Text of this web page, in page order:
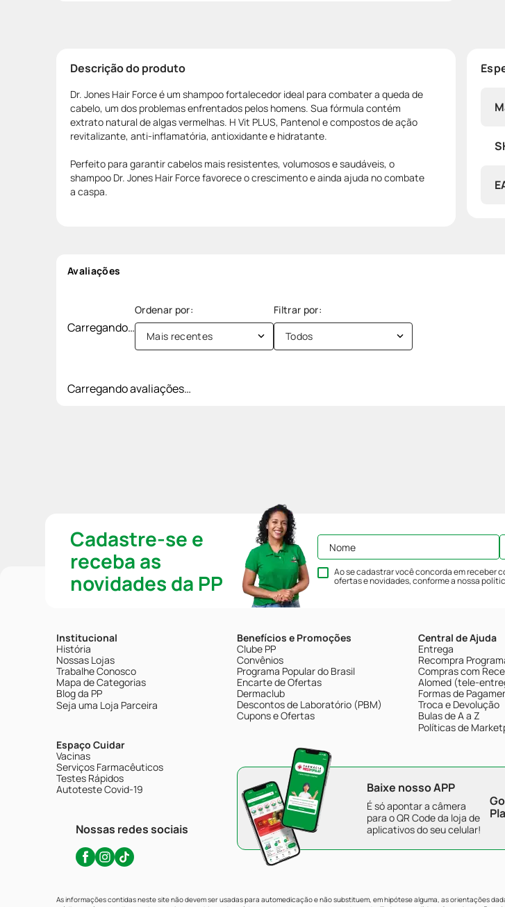
Descrição do produto
Dr. Jones Hair Force é um shampoo fortalecedor ideal para combater a queda de
cabelo, um dos problemas enfrentados pelos homens. Sua fórmula contém
extrato natural de algas vermelhas. H Vit PLUS, Pantenol e compostos de ação
revitalizante, anti-inflamatória, antioxidante e hidratante.
Perfeito para garantir cabelos mais resistentes, volumosos e saudáveis, o
shampoo Dr. Jones Hair Force favorece o crescimento e ainda ajuda no combate
a caspa.
Avaliações
Carregando…
Mais recentes Todos
Carregando avaliações…
Cadastre-se e
receba as
novidades da PP
Ao se cadastrar você concorda em receber
ofertas e novidades, conforme a nossa
Institucional
História
Nossas Lojas
Trabalhe Conosco
Mapa de Categorias
Blog da PP
Seja uma Loja Parceira
Espaço Cuidar
Vacinas
Serviços Farmacêuticos
Testes Rápidos
Autoteste Covid-19
Nossas redes sociais
Benefícios e Promoções
Clube PP
Convênios
Programa Popular do Brasil
Encarte de Ofertas
Dermaclub
Descontos de Laboratório (PBM)
Cupons e Ofertas
Central de Ajuda
Entrega
Recompra
Compras com
Alomed (tele-
Formas de
Troca e Devolução
Bulas de A a Z
Políticas de
Baixe nosso APP
É só apontar a câmera
para o QR Code da loja de
aplicativos do seu celular!
As informações contidas neste site não devem ser usadas para automedicação e não substituem, em hipótese alguma, as orientações